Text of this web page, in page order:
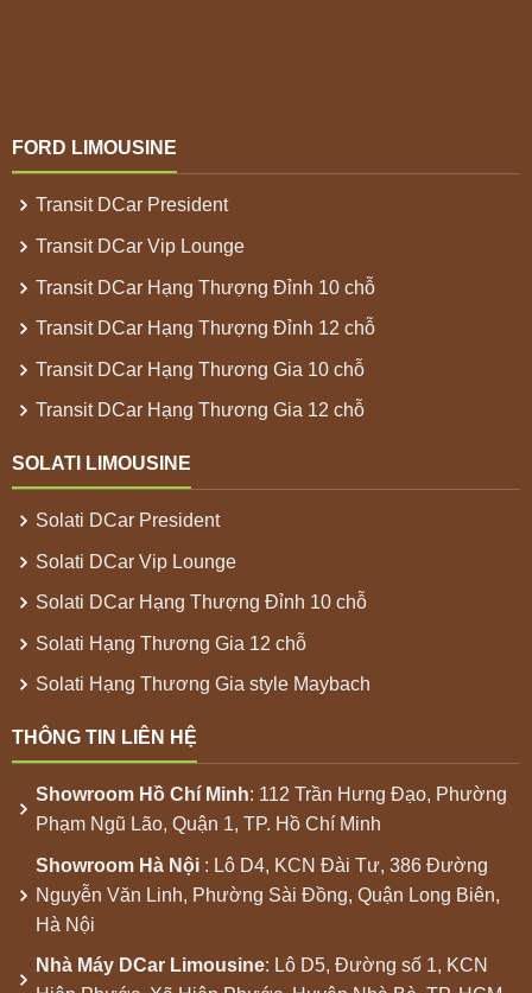
FORD LIMOUSINE
Transit DCar President
Transit DCar Vip Lounge
Transit DCar Hạng Thượng Đỉnh 10 chỗ
Transit DCar Hạng Thượng Đỉnh 12 chỗ
Transit DCar Hạng Thương Gia 10 chỗ
Transit DCar Hạng Thương Gia 12 chỗ
SOLATI LIMOUSINE
Solati DCar President
Solati DCar Vip Lounge
Solati DCar Hạng Thượng Đỉnh 10 chỗ
Solati Hạng Thương Gia 12 chỗ
Solati Hạng Thương Gia style Maybach
THÔNG TIN LIÊN HỆ
Showroom Hồ Chí Minh: 112 Trần Hưng Đạo, Phường
Phạm Ngũ Lão, Quận 1, TP. Hồ Chí Minh
Showroom Hà Nội: Lô D4, KCN Đài Tư, 386 Đường
Nguyễn Văn Linh, Phường Sài Đồng, Quận Long Biên,
Hà Nội
Nhà Máy DCar Limousine: Lô D5, Đường số 1, KCN